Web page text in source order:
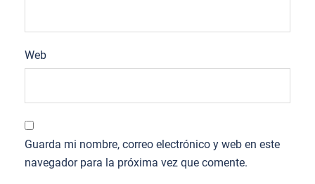
Web
Guarda mi nombre, correo electrónico y web en este
navegador para la próxima vez que comente.